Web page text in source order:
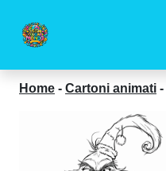
Home - Cartoni animati -